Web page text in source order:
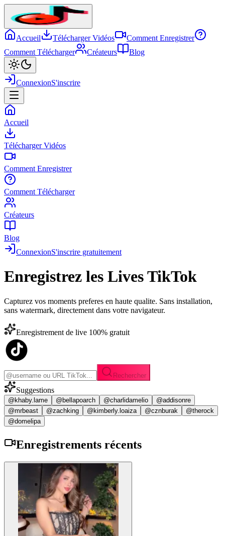
Accueil Télécharger Vidéos
Comment Enregistrer
Comment Télécharger
Créateurs Blog
ConnexionS'inscrire
Accueil
Télécharger Vidéos
Comment Enregistrer
Comment Télécharger
Créateurs
Blog
ConnexionS'inscrire gratuitement
Enregistrez les Lives TikTok
Capturez vos moments preferes en haute qualite. Sans installation,
sans watermark, directement dans votre navigateur.
Enregistrement de live 100% gratuit
Rechercher
Suggestions
@khaby.lame @bellapoarch @charlidamelio
@addisonre
@mrbeast
@zachking @kimberly.loaiza @cznburak
@therock
@domelipa
Enregistrements récents